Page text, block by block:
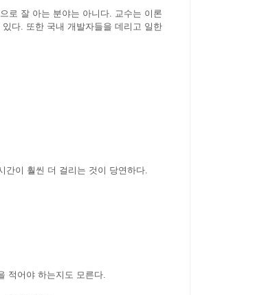
로 잘 아는 분야는 아니다. 교수는 이론
다. 또한 국내 개발자들을 데리고 일한
간이 훨씬 더 걸리는 것이 당연하다.
적어야 하는지도 모른다.